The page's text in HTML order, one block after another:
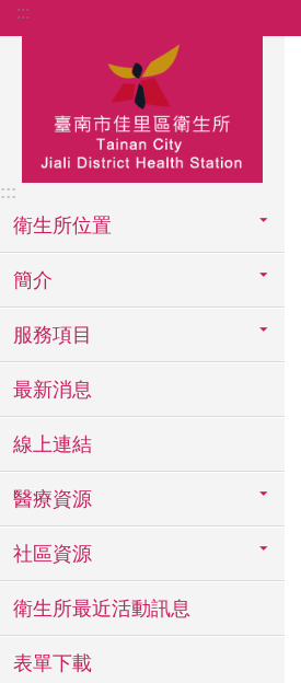
跳到主要內容區塊
:::
:::
衛生所位置
簡介
服務項目
最新消息
線上連結
醫療資源
社區資源
衛生所最近活動訊息
表單下載